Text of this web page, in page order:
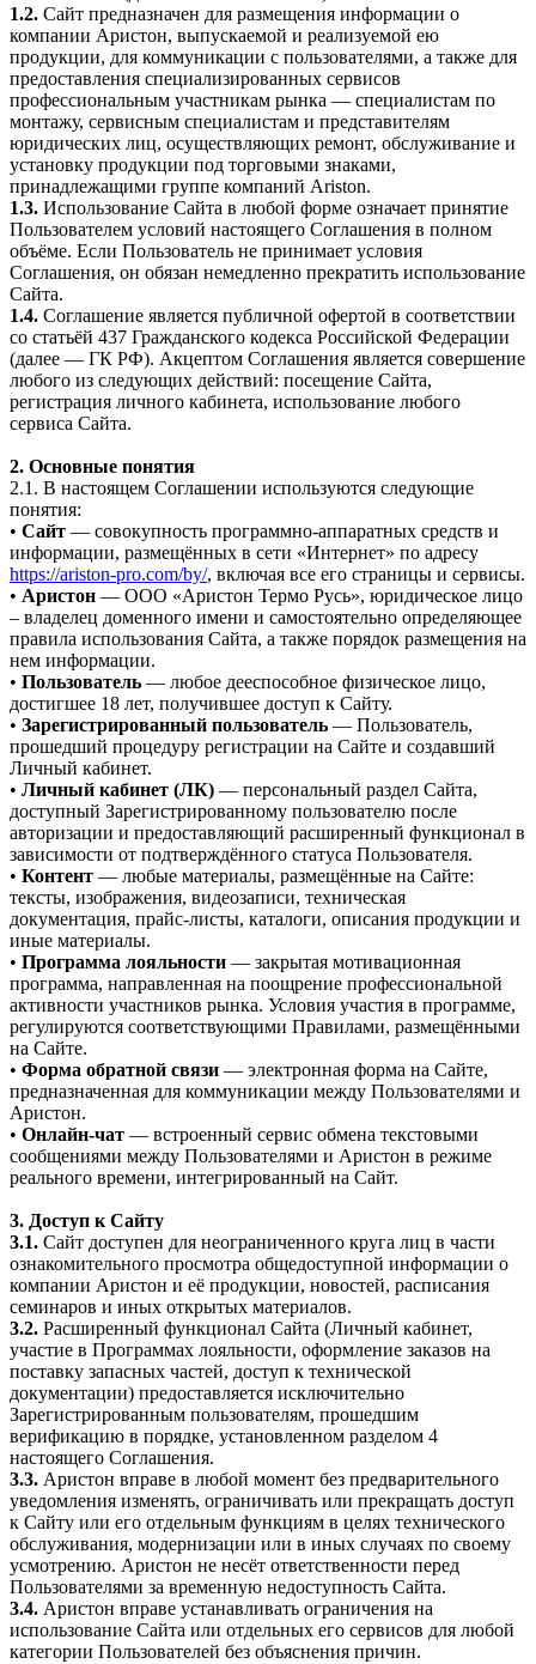
1.2. Сайт предназначен для размещения информации о
компании Аристон, выпускаемой и реализуемой ею
продукции, для коммуникации с пользователями, а также для
предоставления специализированных сервисов
профессиональным участникам рынка — специалистам по
монтажу, сервисным специалистам и представителям
юридических лиц, осуществляющих ремонт, обслуживание и
установку продукции под торговыми знаками,
принадлежащими группе компаний Ariston.
1.3. Использование Сайта в любой форме означает принятие
Пользователем условий настоящего Соглашения в полном
объёме. Если Пользователь не принимает условия
Соглашения, он обязан немедленно прекратить использование
Сайта.
1.4. Соглашение является публичной офертой в соответствии
со статьёй 437 Гражданского кодекса Российской Федерации
(далее — ГК РФ). Акцептом Соглашения является совершение
любого из следующих действий: посещение Сайта,
регистрация личного кабинета, использование любого
сервиса Сайта.
2. Основные понятия
2.1. В настоящем Соглашении используются следующие
понятия:
• Сайт — совокупность программно-аппаратных средств и
информации, размещённых в сети «Интернет» по адресу
https://ariston-pro.com/by/, включая все его страницы и сервисы.
• Аристон — ООО «Аристон Термо Русь», юридическое лицо
– владелец доменного имени и самостоятельно определяющее
правила использования Сайта, а также порядок размещения на
нем информации.
• Пользователь — любое дееспособное физическое лицо,
достигшее 18 лет, получившее доступ к Сайту.
• Зарегистрированный пользователь — Пользователь,
прошедший процедуру регистрации на Сайте и создавший
Личный кабинет.
• Личный кабинет (ЛК) — персональный раздел Сайта,
доступный Зарегистрированному пользователю после
авторизации и предоставляющий расширенный функционал в
зависимости от подтверждённого статуса Пользователя.
• Контент — любые материалы, размещённые на Сайте:
тексты, изображения, видеозаписи, техническая
документация, прайс-листы, каталоги, описания продукции и
иные материалы.
• Программа лояльности — закрытая мотивационная
программа, направленная на поощрение профессиональной
активности участников рынка. Условия участия в программе,
регулируются соответствующими Правилами, размещёнными
на Сайте.
• Форма обратной связи — электронная форма на Сайте,
предназначенная для коммуникации между Пользователями и
Аристон.
• Онлайн-чат — встроенный сервис обмена текстовыми
сообщениями между Пользователями и Аристон в режиме
реального времени, интегрированный на Сайт.
3. Доступ к Сайту
3.1. Сайт доступен для неограниченного круга лиц в части
ознакомительного просмотра общедоступной информации о
компании Аристон и её продукции, новостей, расписания
семинаров и иных открытых материалов.
3.2. Расширенный функционал Сайта (Личный кабинет,
участие в Программах лояльности, оформление заказов на
поставку запасных частей, доступ к технической
документации) предоставляется исключительно
Зарегистрированным пользователям, прошедшим
верификацию в порядке, установленном разделом 4
настоящего Соглашения.
3.3. Аристон вправе в любой момент без предварительного
уведомления изменять, ограничивать или прекращать доступ
к Сайту или его отдельным функциям в целях технического
обслуживания, модернизации или в иных случаях по своему
усмотрению. Аристон не несёт ответственности перед
Пользователями за временную недоступность Сайта.
3.4. Аристон вправе устанавливать ограничения на
использование Сайта или отдельных его сервисов для любой
категории Пользователей без объяснения причин.